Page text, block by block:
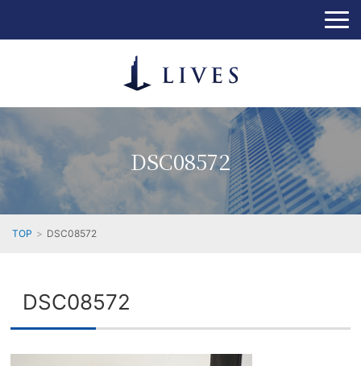
DSC08572
TOP DSC08572
DSC08572